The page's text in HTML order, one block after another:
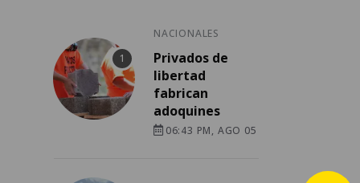
NACIONALES
Privados de
libertad
fabrican
adoquines
06:43 PM, AGO 05